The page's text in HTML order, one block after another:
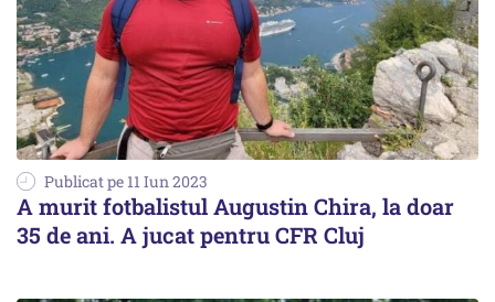
Publicat pe 11 Iun 2023
A murit fotbalistul Augustin Chira, la doar
35 de ani. A jucat pentru CFR Cluj